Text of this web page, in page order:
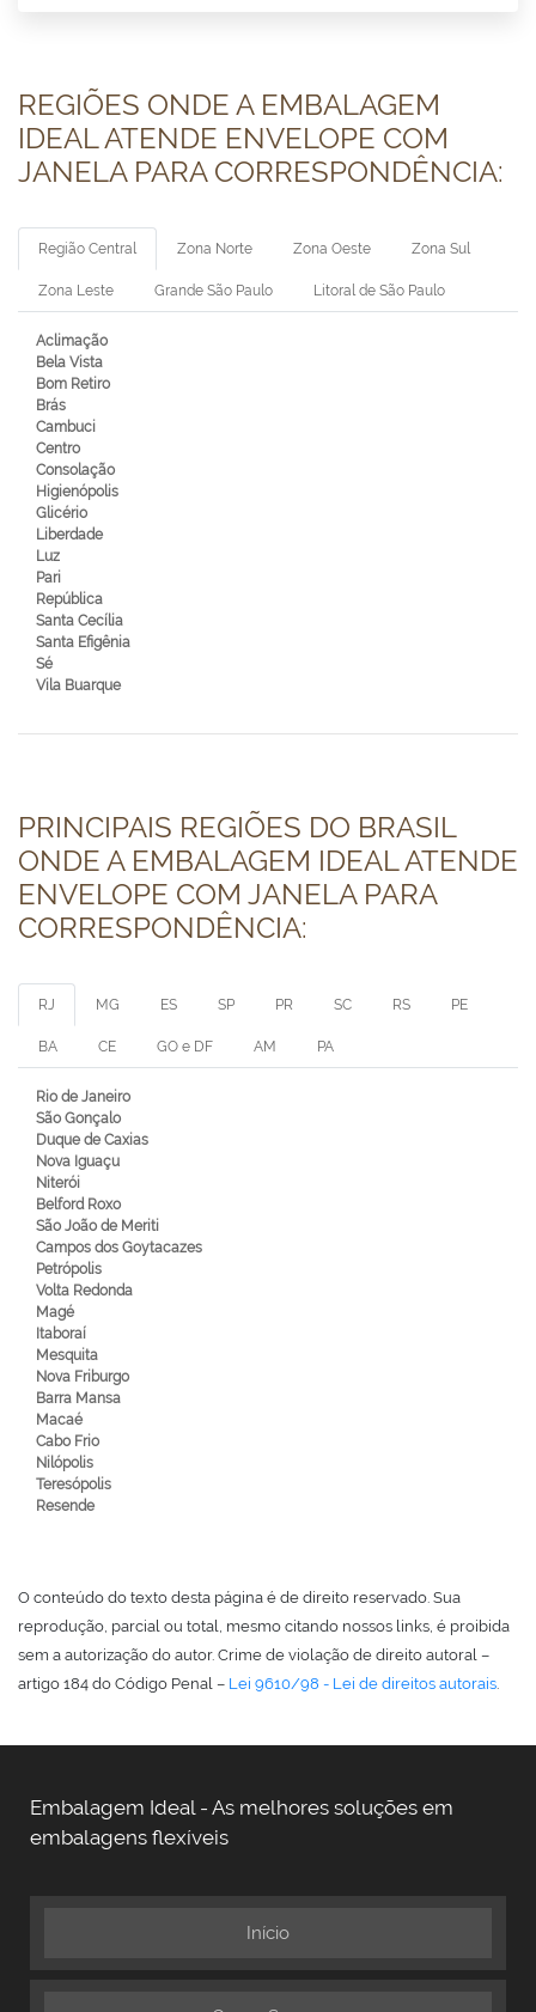
REGIÕES ONDE A EMBALAGEM
IDEAL ATENDE ENVELOPE COM
JANELA PARA CORRESPONDÊNCIA:
Região Central Zona Norte Zona Oeste Zona Sul
Zona Leste Grande São Paulo Litoral de São Paulo
Aclimação
Bela Vista
Bom Retiro
Brás
Cambuci
Centro
Consolação
Higienópolis
Glicério
Liberdade
Luz
Pari
República
Santa Cecília
Santa Efigênia
Sé
Vila Buarque
PRINCIPAIS REGIÕES DO BRASIL
ONDE A EMBALAGEM IDEAL ATENDE
ENVELOPE COM JANELA PARA
CORRESPONDÊNCIA:
RJ MG ES SP PR SC RS PE
BA CE GO e DF AM PA
Rio de Janeiro
São Gonçalo
Duque de Caxias
Nova Iguaçu
Niterói
Belford Roxo
São João de Meriti
Campos dos Goytacazes
Petrópolis
Volta Redonda
Magé
Itaboraí
Mesquita
Nova Friburgo
Barra Mansa
Macaé
Cabo Frio
Nilópolis
Teresópolis
Resende
O conteúdo do texto desta página é de direito reservado. Sua
reprodução, parcial ou total, mesmo citando nossos links, é proibida
sem a autorização do autor. Crime de violação de direito autoral –
artigo 184 do Código Penal – Lei 9610/98 - Lei de direitos autorais.
Embalagem Ideal - As melhores soluções em
embalagens flexíveis
Início